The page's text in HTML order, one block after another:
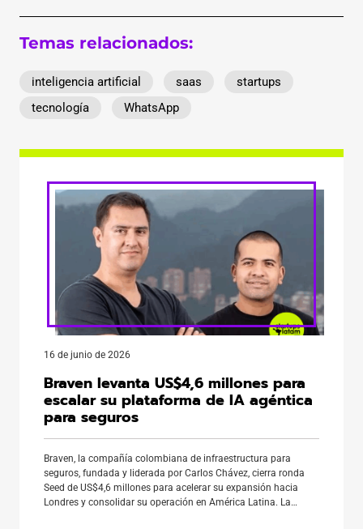
Temas relacionados:
inteligencia artificial saas
startups
tecnología
WhatsApp
16 de junio de 2026
Braven levanta US$4,6 millones para
escalar su plataforma de IA agéntica
para seguros
Braven, la compañía colombiana de infraestructura para
seguros, fundada y liderada por Carlos Chávez, cierra ronda
Seed de US$4,6 millones para acelerar su expansión hacia
Londres y consolidar su operación en América Latina. La